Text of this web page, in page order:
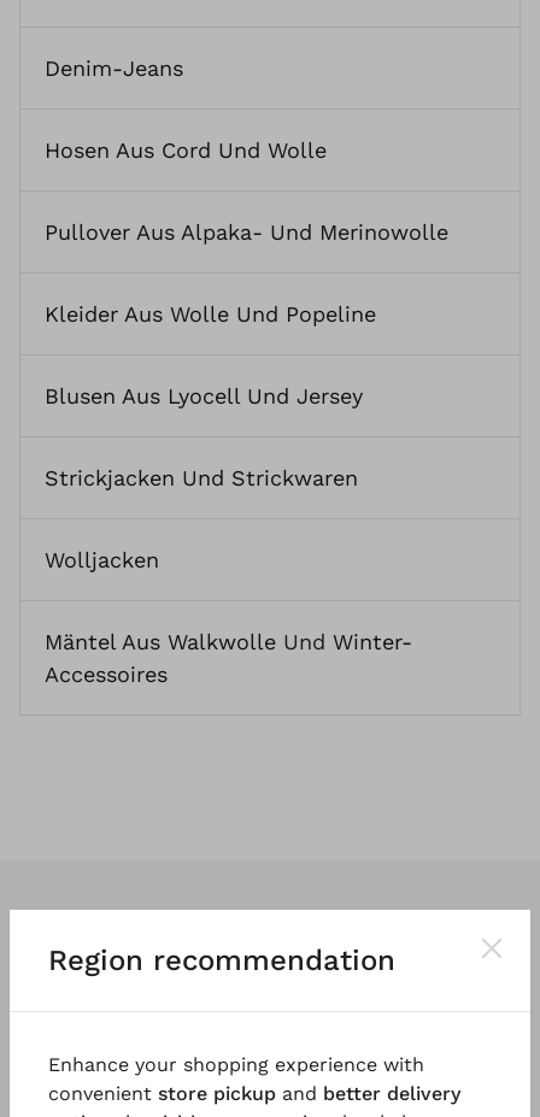
Denim-Jeans
Hosen Aus Cord Und Wolle
Pullover Aus Alpaka- Und Merinowolle
Kleider Aus Wolle Und Popeline
Blusen Aus Lyocell Und Jersey
Strickjacken Und Strickwaren
Wolljacken
Mäntel Aus Walkwolle Und Winter-
Accessoires
und einzigartig wie die Menschen, die
Region recommendation
Enhance your shopping experience with
convenient store pickup and better delivery